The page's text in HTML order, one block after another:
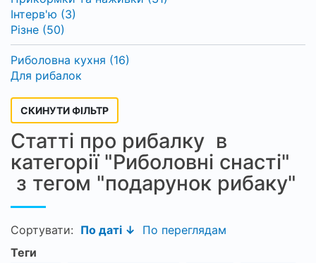
Інтерв'ю (3)
Різне (50)
Риболовна кухня (16)
Для рибалок
СКИНУТИ ФІЛЬТР
Статті про рибалку в
категорії "Риболовні снасті"
з тегом "подарунок рибаку"
Сортувати: По даті ↓
По переглядам
Теги